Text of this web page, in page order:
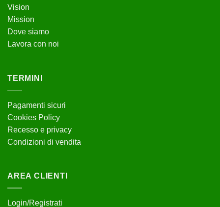
Vision
Mission
Dove siamo
Lavora con noi
TERMINI
Pagamenti sicuri
Cookies Policy
Recesso e privacy
Condizioni di vendita
AREA CLIENTI
Login/Registrati